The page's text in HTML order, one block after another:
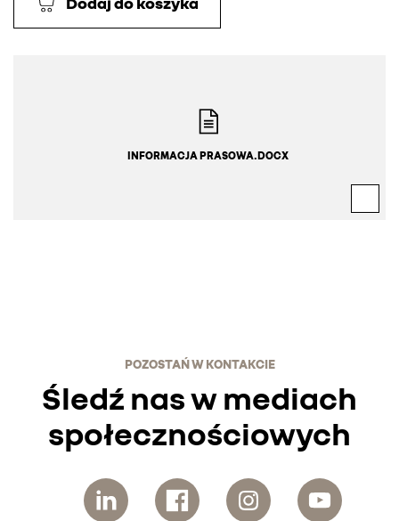
INFORMACJA PRASOWA.DOCX
POZOSTAŃ W KONTAKCIE
Śledź nas w mediach
społecznościowych